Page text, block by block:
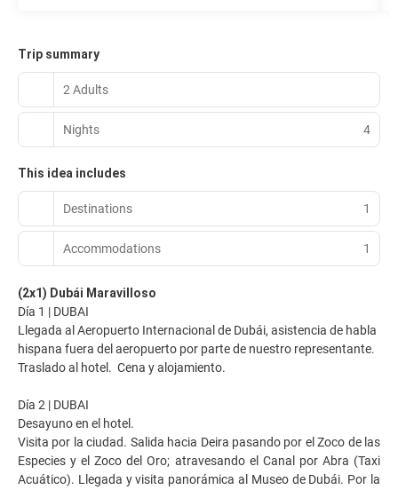
Trip summary
2 Adults
Nights 4
This idea includes
Destinations 1
Accommodations 1
(2x1) Dubái Maravilloso
Día 1 | DUBAI
Llegada al Aeropuerto Internacional de Dubái, asistencia de habla
hispana fuera del aeropuerto por parte de nuestro representante.
Traslado al hotel. Cena y alojamiento.
Día 2 | DUBAI
Desayuno en el hotel.
Visita por la ciudad. Salida hacia Deira pasando por el Zoco de las
Especies y el Zoco del Oro; atravesando el Canal por Abra (Taxi
Acuático). Llegada y visita panorámica al Museo de Dubái. Por la